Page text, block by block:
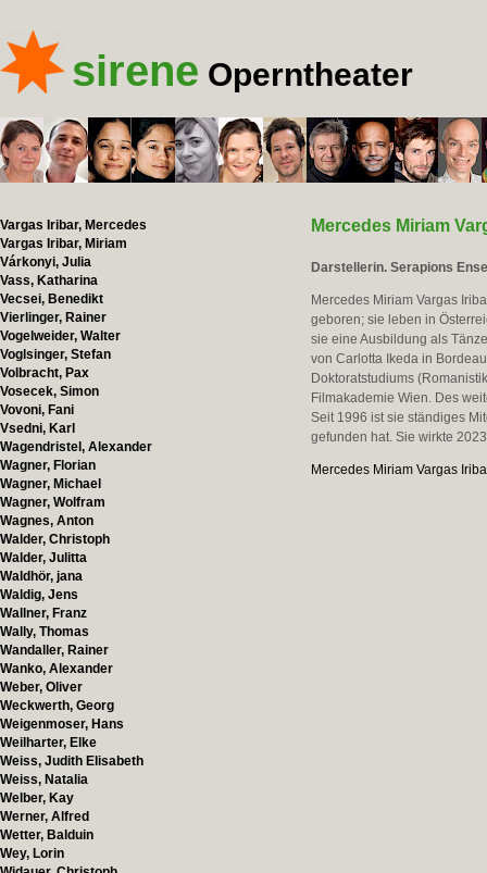
sirene Operntheater
Vargas Iribar, Mercedes
Vargas Iribar, Miriam
Várkonyi, Julia
Vass, Katharina
Vecsei, Benedikt
Vierlinger, Rainer
Vogelweider, Walter
Voglsinger, Stefan
Volbracht, Pax
Vosecek, Simon
Vovoni, Fani
Vsedni, Karl
Wagendristel, Alexander
Wagner, Florian
Wagner, Michael
Wagner, Wolfram
Wagnes, Anton
Walder, Christoph
Walder, Julitta
Waldhör, jana
Waldig, Jens
Wallner, Franz
Wally, Thomas
Wandaller, Rainer
Wanko, Alexander
Weber, Oliver
Weckwerth, Georg
Weigenmoser, Hans
Weilharter, Elke
Weiss, Judith Elisabeth
Weiss, Natalia
Welber, Kay
Werner, Alfred
Wetter, Balduin
Wey, Lorin
Mercedes Miriam
Darstellerin. Serapions
Mercedes Miriam Vargas
geboren; sie leben in
sie eine Ausbildung als
von Carlotta Ikeda in
Doktoratstudiums
Filmakademie Wien. Des
Seit 1996 ist sie ständiges
gefunden hat. Sie wirkte
Mercedes Miriam Vargas